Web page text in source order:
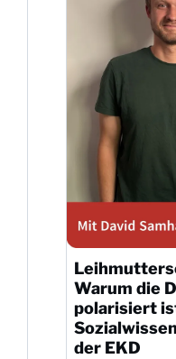
Warum die
polarisiert
der EKD